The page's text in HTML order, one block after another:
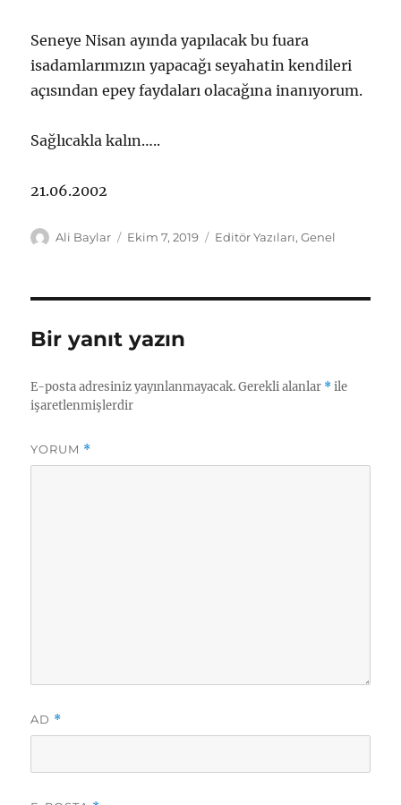
Seneye Nisan ayında yapılacak bu fuara
isadamlarımızın yapacağı seyahatin kendileri
açısından epey faydaları olacağına inanıyorum.
Sağlıcakla kalın…..
21.06.2002
Yazar
Ali Baylar
Yayın
Ekim 7, 2019 Kategoriler
Editör Yazıları,Genel
Bir yanıt yazın
E-posta adresiniz yayınlanmayacak. Gerekli alanlar *ile
işaretlenmişlerdir
YORUM *
AD *